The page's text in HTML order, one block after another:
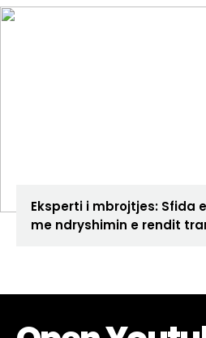
Eksperti i mbrojtjes: Sfida
me ndryshimin e rendit